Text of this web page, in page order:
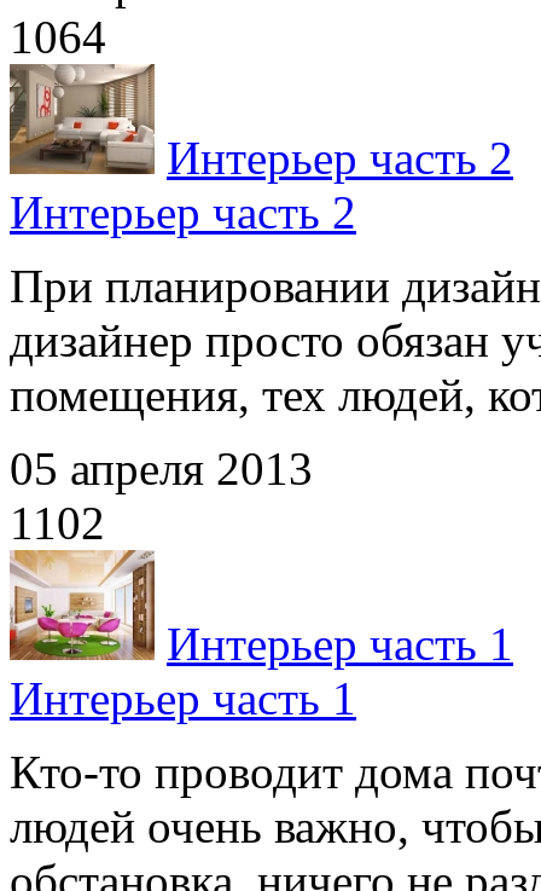
1064
Интерьер часть 2
Интерьер часть 2
При планировании
дизайнер просто обязан
помещения, тех людей,
05 апреля 2013
1102
Интерьер часть 1
Интерьер часть 1
Кто-то проводит дома
людей очень важно,